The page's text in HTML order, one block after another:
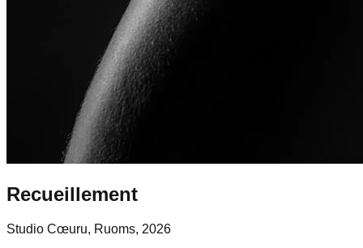
Recueillement
Studio Cœuru, Ruoms, 2026